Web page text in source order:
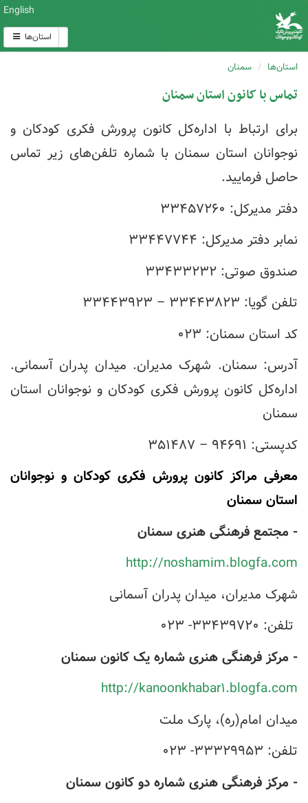
English
استان‌ها
استان‌ها سمنان
تماس با کانون استان سمنان
برای ارتباط با اداره‌کل کانون پرورش فکری کودکان و
نوجوانان استان سمنان با شماره تلفن‌های زیر تماس
حاصل فرمایید.
دفتر مدیرکل: ۳۳۴۵۷۲۶۰
نمابر دفتر مدیرکل: ۳۳۴۴۷۷۴۴
صندوق صوتی: ۳۳۴۳۳۲۳۲
تلفن گویا: ۳۳۴۴۳۸۲۳ – ۳۳۴۴۳۹۲۳
کد استان سمنان: ۰۲۳
آدرس: سمنان. شهرک مدیران. میدان پدران آسمانی.
اداره‌کل کانون پرورش فکری کودکان و نوجوانان استان
سمنان
کدپستی: ۹۴۶۹۱ – ۳۵۱۴۸۷
معرفی مراکز کانون پرورش فکری کودکان و نوجوانان
استان سمنان
- مجتمع فرهنگی هنری سمنان
http://noshamim.blogfa.com
شهرک مدیران، میدان پدران آسمانی
تلفن: ۳۳۴۳۹۷۲۰- ۰۲۳
- مرکز فرهنگی هنری شماره یک کانون سمنان
http://kanoonkhabar۱.blogfa.com
میدان امام(ره)، پارک ملت
تلفن: ۳۳۳۲۹۹۵۳- ۰۲۳
- مرکز فرهنگی هنری شماره دو کانون سمنان